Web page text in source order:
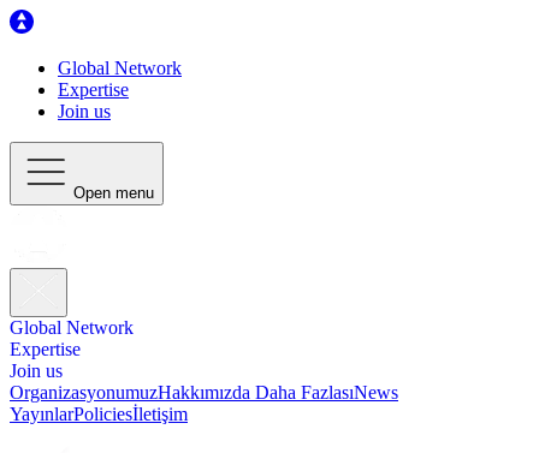
Global Network
Expertise
Join us
Open menu
Global Network
Expertise
Join us
OrganizasyonumuzHakkımızda Daha FazlasıNews
YayınlarPoliciesİletişim